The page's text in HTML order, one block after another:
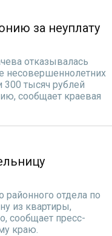
за неуплату
отказывалась
несовершеннолетних
300 тысяч рублей
сообщает краевая
отдела по
из квартиры,
сообщает пресс-
краю.